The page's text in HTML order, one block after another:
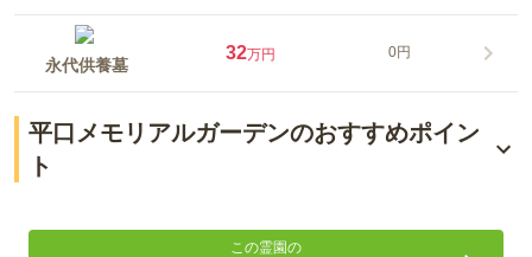
永代供養墓
32万円 0円
平口メモリアルガーデンのおすすめポイン
ト
花と緑に包まれるやすらぎの地
この霊園の